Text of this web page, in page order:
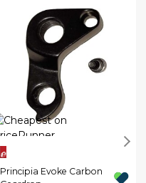
Principia Evoke Carbon